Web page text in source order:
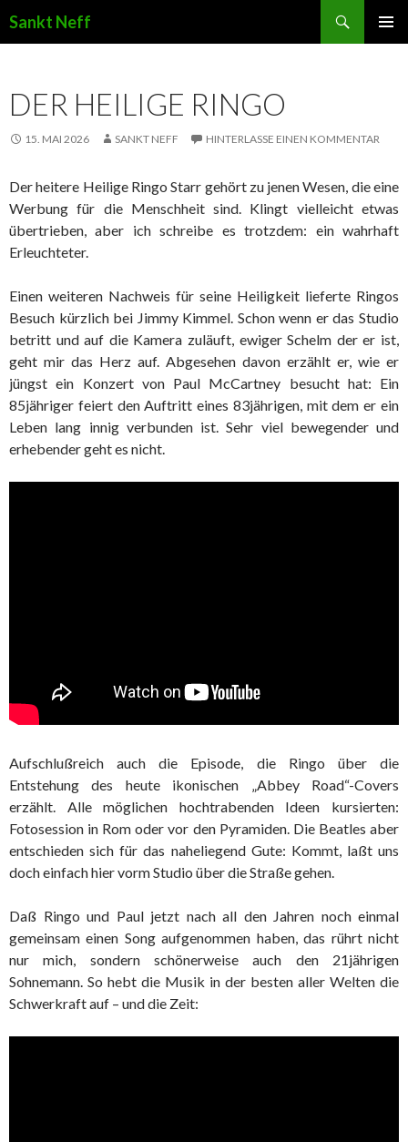
Sankt Neff
DER HEILIGE RINGO
15. MAI 2026 SANKT NEFF HINTERLASSE EINEN KOMMENTAR
Der heitere Heilige Ringo Starr gehört zu jenen Wesen, die eine
Werbung für die Menschheit sind. Klingt vielleicht etwas
übertrieben, aber ich schreibe es trotzdem: ein wahrhaft
Erleuchteter.
Einen weiteren Nachweis für seine Heiligkeit lieferte Ringos
Besuch kürzlich bei Jimmy Kimmel. Schon wenn er das Studio
betritt und auf die Kamera zuläuft, ewiger Schelm der er ist,
geht mir das Herz auf. Abgesehen davon erzählt er, wie er
jüngst ein Konzert von Paul McCartney besucht hat: Ein
85jähriger feiert den Auftritt eines 83jährigen, mit dem er ein
Leben lang innig verbunden ist. Sehr viel bewegender und
erhebender geht es nicht.
Aufschlußreich auch die Episode, die Ringo über die
Entstehung des heute ikonischen „Abbey Road“-Covers
erzählt. Alle möglichen hochtrabenden Ideen kursierten:
Fotosession in Rom oder vor den Pyramiden. Die Beatles aber
entschieden sich für das naheliegend Gute: Kommt, laßt uns
doch einfach hier vorm Studio über die Straße gehen.
Daß Ringo und Paul jetzt nach all den Jahren noch einmal
gemeinsam einen Song aufgenommen haben, das rührt nicht
nur mich, sondern schönerweise auch den 21jährigen
Sohnemann. So hebt die Musik in der besten aller Welten die
Schwerkraft auf – und die Zeit: